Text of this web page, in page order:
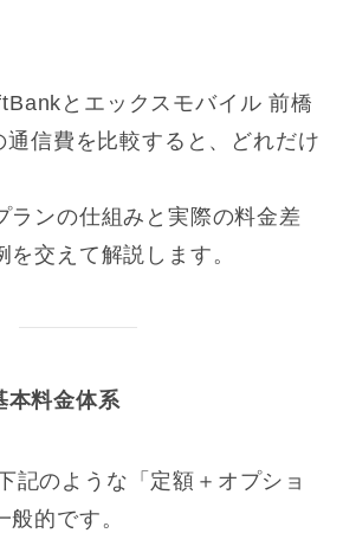
とエックスモバイル 前橋
通信費を比較すると、どれだけ
ランの仕組みと実際の料金差
を交えて解説します。
本料金体系
記のような「定額＋オプショ
的です。